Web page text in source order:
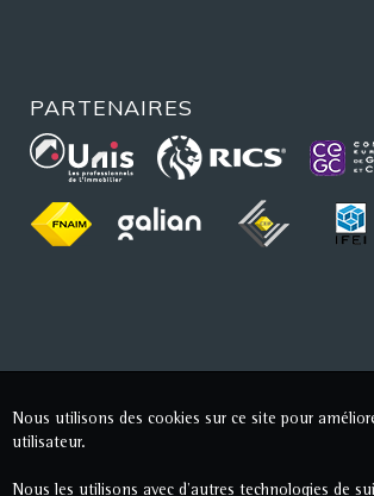
PARTENAIRES
Nous utilisons des cookies sur ce site pour
utilisateur.
Nous les utilisons avec d'autres technologies de